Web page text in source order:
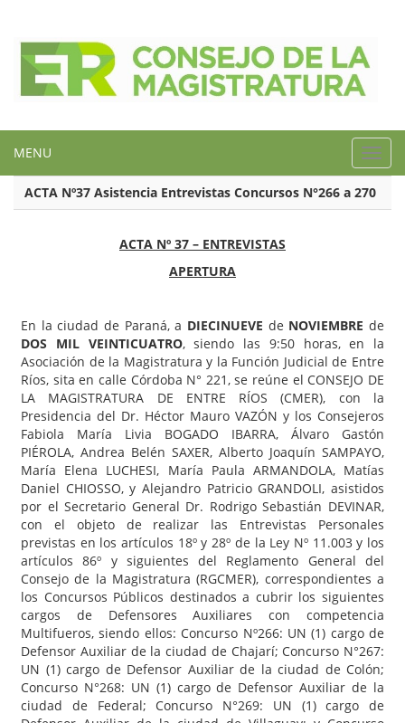
MENU
ACTA Nº37 Asistencia Entrevistas Concursos N°266 a 270
ACTA Nº 37 – ENTREVISTAS
APERTURA
En la ciudad de Paraná, a DIECINUEVE de NOVIEMBRE de
DOS MIL VEINTICUATRO, siendo las 9:50 horas, en la
Asociación de la Magistratura y la Función Judicial de Entre
Ríos, sita en calle Córdoba N° 221, se reúne el CONSEJO DE
LA MAGISTRATURA DE ENTRE RÍOS (CMER), con la
Presidencia del Dr. Héctor Mauro VAZÓN y los Consejeros
Fabiola María Livia BOGADO IBARRA, Álvaro Gastón
PIÉROLA, Andrea Belén SAXER, Alberto Joaquín SAMPAYO,
María Elena LUCHESI, María Paula ARMANDOLA, Matías
Daniel CHIOSSO, y Alejandro Patricio GRANDOLI, asistidos
por el Secretario General Dr. Rodrigo Sebastián DEVINAR,
con el objeto de realizar las Entrevistas Personales
previstas en los artículos 18º y 28º de la Ley Nº 11.003 y los
artículos 86º y siguientes del Reglamento General del
Consejo de la Magistratura (RGCMER), correspondientes a
los Concursos Públicos destinados a cubrir los siguientes
cargos de Defensores Auxiliares con competencia
Multifueros, siendo ellos: Concurso Nº266: UN (1) cargo de
Defensor Auxiliar de la ciudad de Chajarí; Concurso N°267:
UN (1) cargo de Defensor Auxiliar de la ciudad de Colón;
Concurso N°268: UN (1) cargo de Defensor Auxiliar de la
ciudad de Federal; Concurso N°269: UN (1) cargo de